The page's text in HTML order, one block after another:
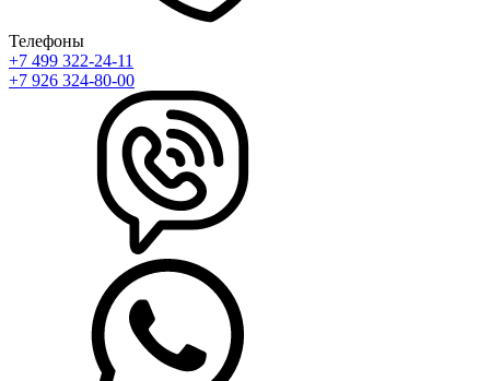
Телефоны
+7 499 322-24-11
+7 926 324-80-00